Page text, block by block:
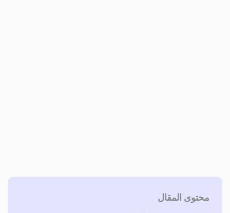
محتوى المقال